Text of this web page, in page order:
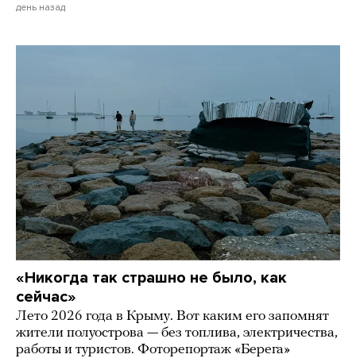
день назад
«Никогда так страшно не было, как
сейчас»
Лето 2026 года в Крыму. Вот каким его запомнят
жители полуострова — без топлива, электричества,
работы и туристов. Фоторепортаж «Берега»